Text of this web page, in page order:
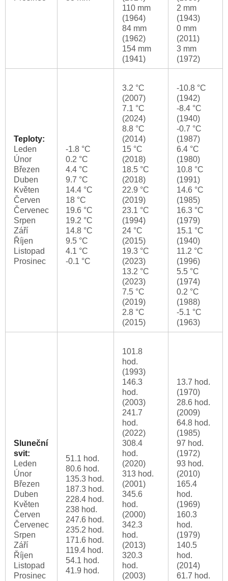
110 mm
(1964)
84 mm
(1962)
154 mm
(1941)
2 mm
(1943)
0 mm
(2011)
3 mm
(1972)
Teploty:
Leden
Únor
Březen
Duben
Květen
Červen
Červenec
Srpen
Září
Říjen
Listopad
Prosinec
-1.8 °C
0.2 °C
4.4 °C
9.7 °C
14.4 °C
18 °C
19.6 °C
19.2 °C
14.8 °C
9.5 °C
4.1 °C
-0.1 °C
3.2 °C
(2007)
7.1 °C
(2024)
8.8 °C
(2014)
15 °C
(2018)
18.5 °C
(2018)
22.9 °C
(2019)
23.1 °C
(1994)
24 °C
(2015)
19.3 °C
(2023)
13.2 °C
(2023)
7.5 °C
(2019)
2.8 °C
(2015)
-10.8 °C
(1942)
-8.4 °C
(1940)
-0.7 °C
(1987)
6.4 °C
(1980)
10.8 °C
(1991)
14.6 °C
(1985)
16.3 °C
(1979)
15.1 °C
(1940)
11.2 °C
(1996)
5.5 °C
(1974)
0.2 °C
(1988)
-5.1 °C
(1963)
Sluneční
svit:
Leden
Únor
Březen
Duben
Květen
Červen
Červenec
Srpen
Září
Říjen
Listopad
Prosinec
51.1 hod.
80.6 hod.
135.3 hod.
187.3 hod.
228.4 hod.
238 hod.
247.6 hod.
235.2 hod.
171.6 hod.
119.4 hod.
54.1 hod.
41.9 hod.
101.8
hod.
(1993)
146.3
hod.
(2003)
241.7
hod.
(2022)
308.4
hod.
(2020)
313 hod.
(2001)
345.6
hod.
(2000)
342.3
hod.
(2013)
320.3
hod.
(2003)
13.7 hod.
(1970)
28.6 hod.
(2009)
64.8 hod.
(1985)
97 hod.
(1972)
93 hod.
(2010)
165.4
hod.
(1969)
160.3
hod.
(1979)
140.5
hod.
(2014)
61.7 hod.